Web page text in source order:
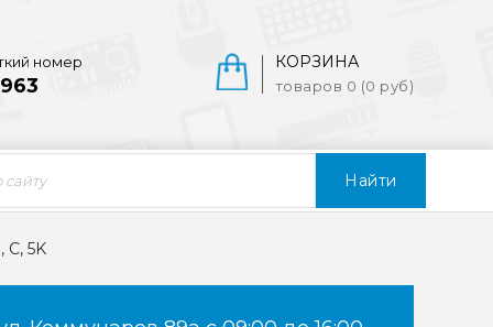
Найти
КОРЗИНА
товаров 0 (0 руб)
номер
963
C, 5K